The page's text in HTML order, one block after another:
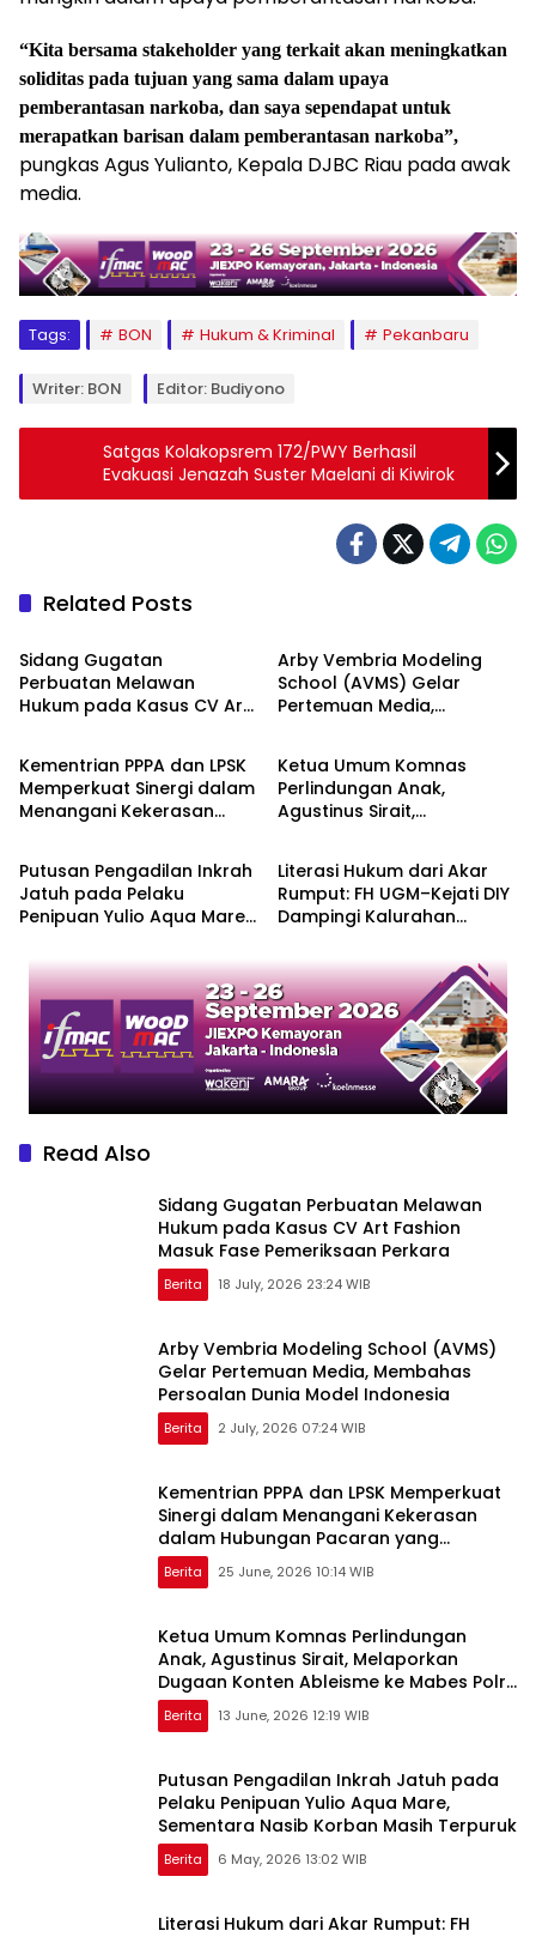
“Kita bersama stakeholder yang terkait akan meningkatkan
soliditas pada tujuan yang sama dalam upaya
pemberantasan narkoba, dan saya sependapat untuk
merapatkan barisan dalam pemberantasan narkoba”,
pungkas Agus Yulianto, Kepala DJBC Riau pada awak
media.
Tags: BON Hukum & Kriminal Pekanbaru
Writer: BON Editor: Budiyono
Satgas Kolakopsrem 172/PWY Berhasil
Evakuasi Jenazah Suster Maelani di Kiwirok
Related Posts
Berita
Sidang Gugatan
Perbuatan Melawan
Hukum pada Kasus CV Art
Arby Vembria Modeling
School (AVMS) Gelar
Pertemuan Media,
Berita
Kementrian PPPA dan LPSK
Memperkuat Sinergi dalam
Menangani Kekerasan
Korban
Berita
Ketua Umum Komnas
Perlindungan Anak,
Agustinus Sirait,
Polri Jakarta
Berita
Putusan Pengadilan Inkrah
Jatuh pada Pelaku
Penipuan Yulio Aqua Mare,
Masih Terpuruk
Berita
Literasi Hukum dari Akar
Rumput: FH UGM–Kejati DIY
Dampingi Kalurahan
Read Also
Sidang Gugatan Perbuatan Melawan
Hukum pada Kasus CV Art Fashion
Masuk Fase Pemeriksaan Perkara
Berita 18 July, 2026 23:24 WIB
Arby Vembria Modeling School (AVMS)
Gelar Pertemuan Media, Membahas
Persoalan Dunia Model Indonesia
Berita 2 July, 2026 07:24 WIB
Kementrian PPPA dan LPSK Memperkuat
Sinergi dalam Menangani Kekerasan
dalam Hubungan Pacaran yang
Berfokus pada Korban
Berita 25 June, 2026 10:14 WIB
Ketua Umum Komnas Perlindungan
Anak, Agustinus Sirait, Melaporkan
Dugaan Konten Ableisme ke Mabes Polri
Jakarta
Berita 13 June, 2026 12:19 WIB
Putusan Pengadilan Inkrah Jatuh pada
Pelaku Penipuan Yulio Aqua Mare,
Sementara Nasib Korban Masih Terpuruk
Berita 6 May, 2026 13:02 WIB
Literasi Hukum dari Akar Rumput: FH